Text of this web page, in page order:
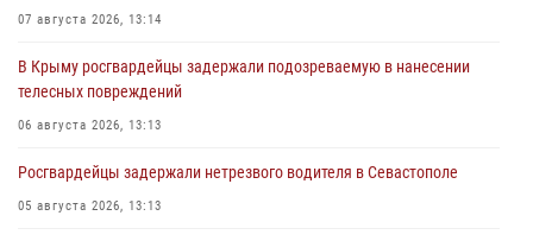
07 августа 2026, 13:14
В Крыму росгвардейцы задержали подозреваемую в нанесении
телесных повреждений
06 августа 2026, 13:13
Росгвардейцы задержали нетрезвого водителя в Севастополе
05 августа 2026, 13:13